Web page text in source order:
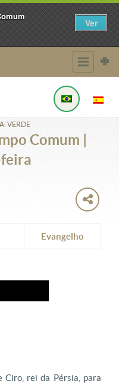
Ver
VERDE
Comum |
Evangelho
Ciro, rei da Pérsia, para